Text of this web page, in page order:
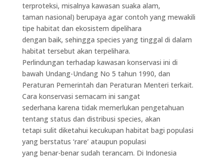
terproteksi, misalnya kawasan suaka alam,
taman nasional) berupaya agar contoh yang mewakili
tipe habitat dan ekosistem dipelihara
dengan baik, sehingga species yang tinggal di dalam
habitat tersebut akan terpelihara.
Perlindungan terhadap kawasan konservasi ini di
bawah Undang-Undang No 5 tahun 1990, dan
Peraturan Pemerintah dan Peraturan Menteri terkait.
Cara konservasi semacam ini sangat
sederhana karena tidak memerlukan pengetahuan
tentang status dan distribusi species, akan
tetapi sulit diketahui kecukupan habitat bagi populasi
yang berstatus ‘rare’ ataupun populasi
yang benar-benar sudah terancam. Di Indonesia